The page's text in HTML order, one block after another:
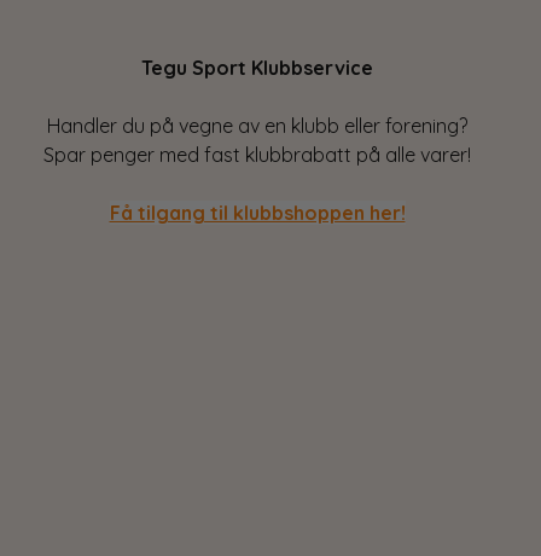
Tegu Sport Klubbservice
Handler du på vegne av en klubb eller forening?
Spar penger med fast klubbrabatt på alle varer!
Få tilgang til klubbshoppen her!